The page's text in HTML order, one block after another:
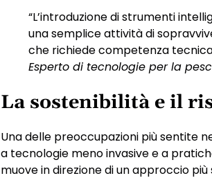
“L’introduzione di strumenti
una semplice attività di
che richiede competenza
Esperto di tecnologie per la
La sostenibilità e il
Una delle preoccupazioni più sentite
a tecnologie meno invasive e a
muove in direzione di un approccio più